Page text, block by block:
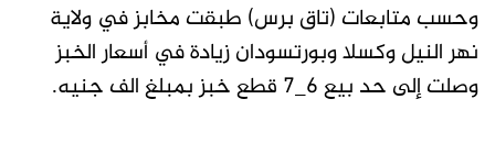
وحسب متابعات (تاق برس) طبقت مخابز في ولاية
نهر النيل وكسلا وبورتسودان زيادة في أسعار الخبز
وصلت إلى حد بيع ٦_٧ قطع خبز بمبلغ الف جنيه.